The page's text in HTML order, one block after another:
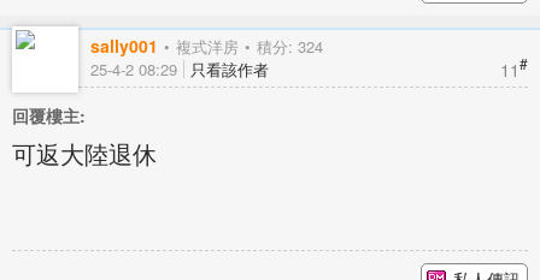
sally001 複式洋房 積分: 324
11#
25-4-2 08:29 只看該作者
回覆樓主:
可返大陸退休